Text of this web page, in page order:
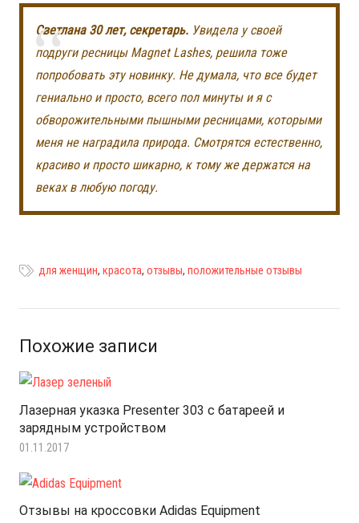
Светлана 30 лет, секретарь. Увидела у своей
подруги ресницы Magnet Lashes, решила тоже
попробовать эту новинку. Не думала, что все будет
гениально и просто, всего пол минуты и я с
обворожительными пышными ресницами, которыми
меня не наградила природа. Смотрятся естественно,
красиво и просто шикарно, к тому же держатся на
веках в любую погоду.
для женщин,красота,отзывы,положительные отзывы
Похожие записи
Лазерная указка Presenter 303 с батареей и
зарядным устройством
01.11.2017
Отзывы на кроссовки Adidas Equipment